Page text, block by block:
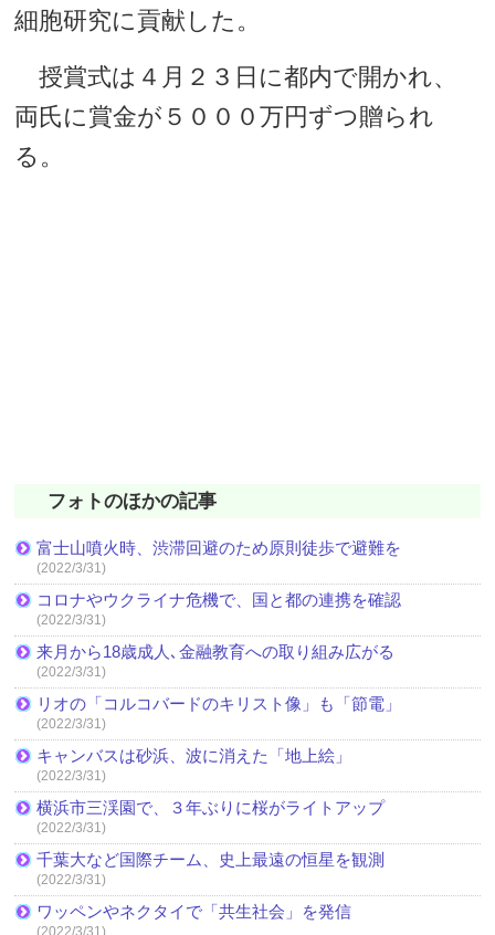
細胞研究に貢献した。
授賞式は４月２３日に都内で開かれ、
両氏に賞金が５０００万円ずつ贈られ
る。
フォトのほかの記事
富士山噴火時、渋滞回避のため原則徒歩で避難を
(2022/3/31)
コロナやウクライナ危機で、国と都の連携を確認
(2022/3/31)
来月から18歳成人､金融教育への取り組み広がる
(2022/3/31)
リオの「コルコバードのキリスト像」も「節電」
(2022/3/31)
キャンバスは砂浜、波に消えた「地上絵」
(2022/3/31)
横浜市三渓園で、３年ぶりに桜がライトアップ
(2022/3/31)
千葉大など国際チーム、史上最遠の恒星を観測
(2022/3/31)
ワッペンやネクタイで「共生社会」を発信
(2022/3/31)